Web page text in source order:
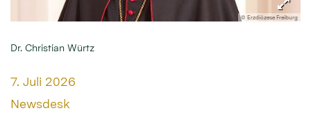
© Erzdiözese Freiburg
Dr. Christian Würtz
Datum:
7. Juli 2026
Von:
Newsdesk